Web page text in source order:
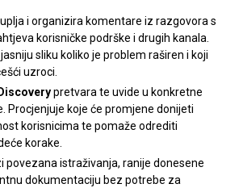
i organizira komentare iz razgovora s
korisničke podrške i drugih kanala.
sliku koliko je problem raširen i koji
uzroci.
pretvara te uvide u konkretne
Procjenjuje koje će promjene donijeti
korisnicima te pomaže odrediti
korake.
povezana istraživanja, ranije donesene
dokumentaciju bez potrebe za